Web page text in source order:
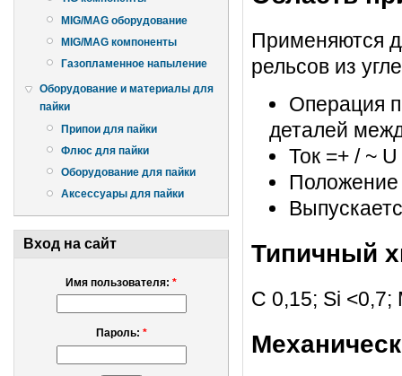
MIG/MAG оборудование
MIG/MAG компоненты
Газопламенное напыление
Оборудование и материалы для
пайки
Припои для пайки
Флюс для пайки
Оборудование для пайки
Аксессуары для пайки
Вход на сайт
Имя пользователя: *
Пароль: *
Применяются
рельсов из
Операция
деталей
Ток =+ / ~
Положение
Типичный
С 0,15; Si <0,7;